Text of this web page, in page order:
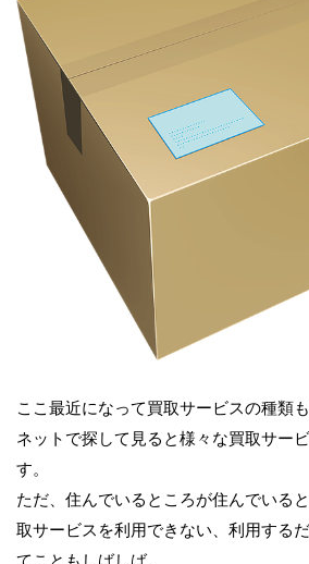
ここ最近になって買取サービスの種類
ネットで探して見ると様々な買取サー
す。
ただ、住んでいるところが住んでいる
取サービスを利用できない、利用する